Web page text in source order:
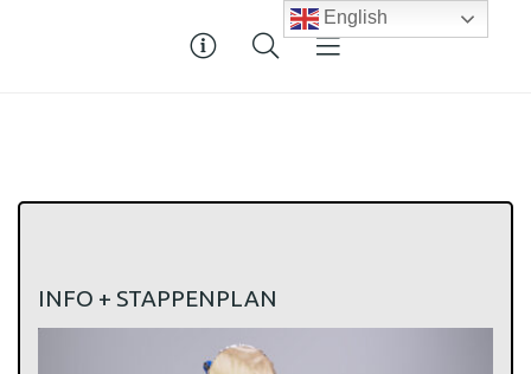
INFO + STAPPENPLAN
English